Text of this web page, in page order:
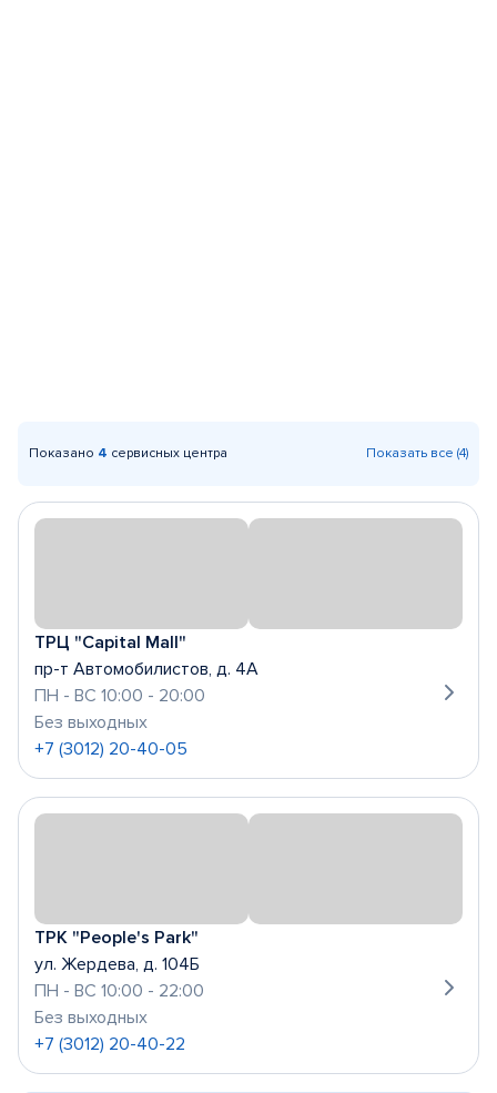
Показано 4 сервисных центра Показать все (4)
ТРЦ "Capital Mall"
пр-т Автомобилистов, д. 4А
ПН - ВС 10:00 - 20:00
Без выходных
+7 (3012) 20-40-05
ТРК "People's Park"
ул. Жердева, д. 104Б
ПН - ВС 10:00 - 22:00
Без выходных
+7 (3012) 20-40-22